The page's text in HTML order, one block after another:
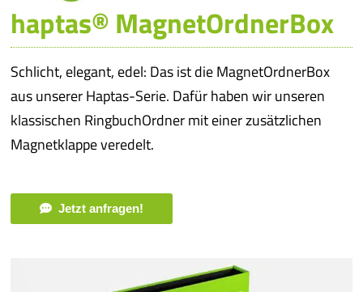
haptas® MagnetOrdnerBox
Schlicht, elegant, edel: Das ist die MagnetOrdnerBox
aus unserer Haptas-Serie. Dafür haben wir unseren
klassischen RingbuchOrdner mit einer zusätzlichen
Magnetklappe veredelt.
Jetzt anfragen!